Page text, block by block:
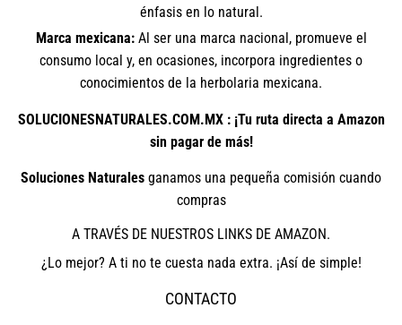
énfasis en lo natural.
Marca mexicana:Al ser una marca nacional, promueve el
consumo local y, en ocasiones, incorpora ingredientes o
conocimientos de la herbolaria mexicana.
SOLUCIONESNATURALES.COM.MX : ¡Tu ruta directa a Amazon
sin pagar de más!
Soluciones Naturales ganamos una pequeña comisión cuando
compras
A TRAVÉS DE NUESTROS LINKS DE AMAZON.
¿Lo mejor? A ti no te cuesta nada extra. ¡Así de simple!
CONTACTO